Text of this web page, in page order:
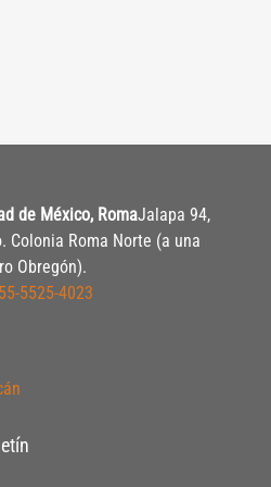
de México, RomaJalapa 94,
Colonia Roma Norte (a una
Obregón).
55-5525-4023